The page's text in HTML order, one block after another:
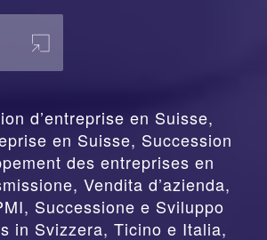
d’entreprise en Suisse,
en Suisse, Succession
des entreprises en
Vendita d’azienda,
Successione e Sviluppo
in Svizzera, Ticino e Italia,